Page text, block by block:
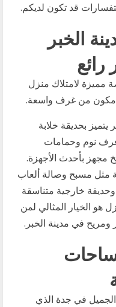
قد تكون لديكم.
الخبر
مميزة لامتلاك منزل
مكون من غرف واسعة.
بحديقة خلابة
نوم وحمامات
بأحدث الأجهزة.
مثل مسبح وصالة ألعاب
خارجية متناسقة
هو الخيار المثالي لمن
في مدينة الخبر.
الجميل في جدة الذي